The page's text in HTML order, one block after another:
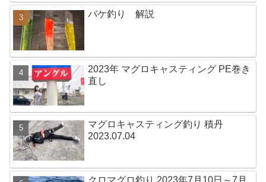
バケ釣り 解説
2023年 マグロキャスティング PE巻き
直し
マグロキャスティング釣り 積丹
2023.07.04
クロマグロ釣り 2023年7月10日～7月